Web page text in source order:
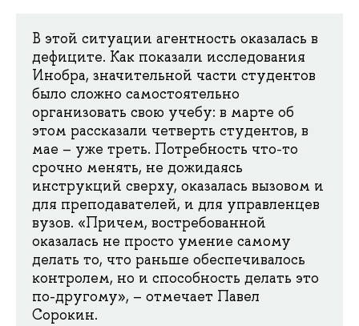
В этой ситуации агентность оказалась в
дефиците. Как показали исследования
Инобра, значительной части студентов
было сложно самостоятельно
организовать свою учебу: в марте об
этом рассказали четверть студентов, в
мае – уже треть. Потребность что-то
срочно менять, не дожидаясь
инструкций сверху, оказалась вызовом и
для преподавателей, и для управленцев
вузов. «Причем, востребованной
оказалась не просто умение самому
делать то, что раньше обеспечивалось
контролем, но и способность делать это
по-другому», – отмечает Павел
Сорокин.